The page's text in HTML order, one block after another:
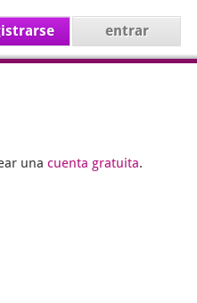
entrar
una cuenta gratuita.